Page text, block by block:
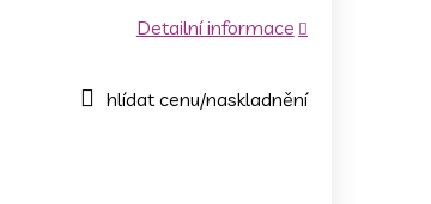
Detailní informace